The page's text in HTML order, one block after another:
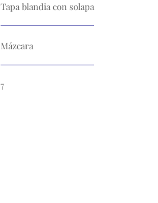
Tapa blandia con solapa
Mázcara
7